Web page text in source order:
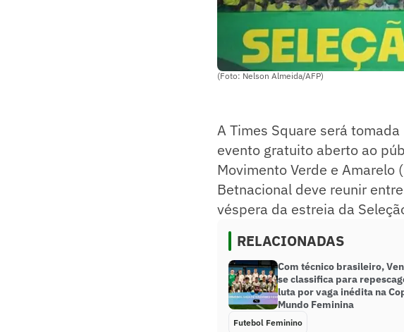
(Foto: Nelson Almeida/AFP)
A Times Square será
evento gratuito aberto ao
Movimento Verde e Amarelo
Betnacional deve reunir
véspera da estreia da
RELACIONADAS
Com técnico brasileiro,
se classifica para
luta por vaga inédita na
Mundo Feminina
Futebol Feminino